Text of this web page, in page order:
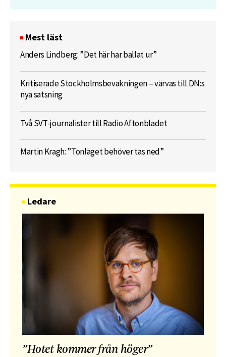
Mest läst
Anders Lindberg: ”Det här har ballat ur”
Kritiserade Stockholmsbevakningen – värvas till DN:s
nya satsning
Två SVT-journalister till Radio Aftonbladet
Martin Kragh: ”Tonläget behöver tas ned”
Ledare
”Hotet kommer från höger”